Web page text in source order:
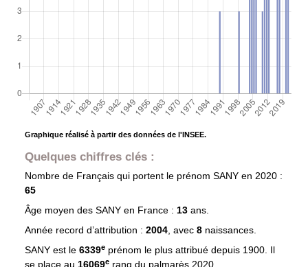
Graphique réalisé à partir des données de l'INSEE.
Quelques chiffres clés :
Nombre de Français qui portent le prénom SANY en 2020 :
65
Âge moyen des SANYen France : 13 ans.
Année record d’attribution : 2004, avec 8 naissances.
SANY est le 6339eprénom le plus attribué depuis 1900. Il
se place au 16069e rang du palmarès 2020.